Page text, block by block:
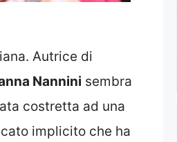
Autrice di
Nannini sembra
costretta ad una
implicito che ha